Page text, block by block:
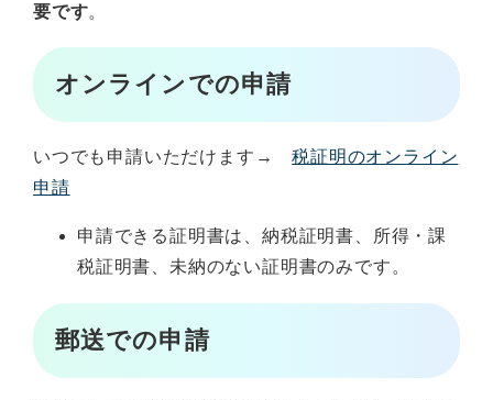
要です。
オンラインでの申請
いつでも申請いただけます→税証明のオンライン
申請
申請できる証明書は、納税証明書、所得・課
税証明書、未納のない証明書のみです。
郵送での申請